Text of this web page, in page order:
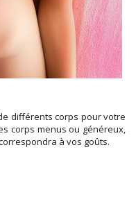
différents corps pour votre
corps menus ou généreux,
à vos goûts.